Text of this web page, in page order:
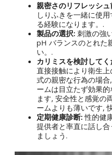
親密さのリフレッシュ
しりふきを一緒に使
る経験になります。.
製品の選択: 刺激の強
pH バランスのとれた
い。.
カリミスを検討して
直接接触により衛生
式の親密な行為の場
ームは目立たず効果
ます, 安全性と感覚の
ームよりも薄いです,
定期健康診断:性的健
提供者と率直に話し
ましょう.